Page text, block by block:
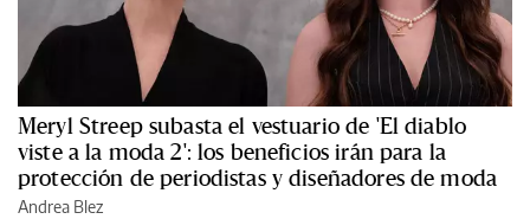
Meryl Streep subasta el vestuario de 'El diablo
viste a la moda 2': los beneficios irán para la
protección de periodistas y diseñadores de moda
Andrea Blez